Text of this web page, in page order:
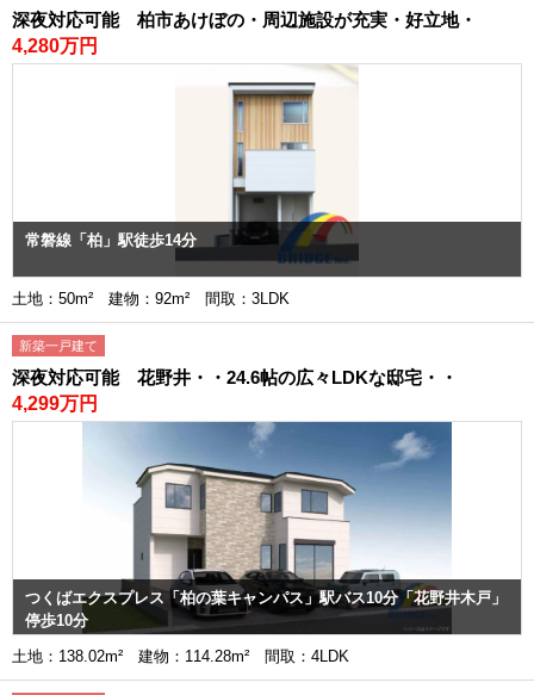
深夜対応可能 柏市あけぼの・周辺施設が充実・好立地・
4,280万円
常磐線「柏」駅徒歩14分
土地：50m² 建物：92m² 間取：3LDK
新築一戸建て
深夜対応可能 花野井・・24.6帖の広々LDKな邸宅・・
4,299万円
つくばエクスプレス「柏の葉キャンパス」駅バス10分「花野井木戸」
停歩10分
土地：138.02m² 建物：114.28m² 間取：4LDK